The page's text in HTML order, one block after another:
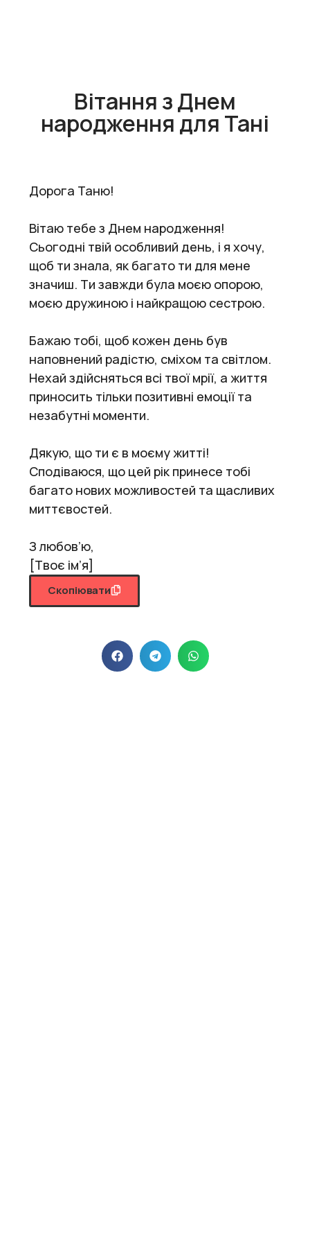
Вітання з Днем
народження для Тані
Дорога Таню!
Вітаю тебе з Днем народження!
Сьогодні твій особливий день, і я хочу,
щоб ти знала, як багато ти для мене
значиш. Ти завжди була моєю опорою,
моєю дружиною і найкращою сестрою.
Бажаю тобі, щоб кожен день був
наповнений радістю, сміхом та світлом.
Нехай здійсняться всі твої мрії, а життя
приносить тільки позитивні емоції та
незабутні моменти.
Дякую, що ти є в моєму житті!
Сподіваюся, що цей рік принесе тобі
багато нових можливостей та щасливих
миттєвостей.
З любов’ю,
[Твоє ім’я]
Скопіювати